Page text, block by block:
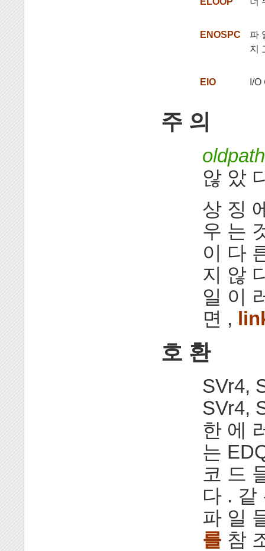
ENOSPC
파
지
EIO I/
주 의
oldpath
않 았
상 징
우 는
이 다
지 않
일 이
면 ,
호 환
SVr4,
SVr4,
한 에
는
코 드
다 . 같
파 일
를 참